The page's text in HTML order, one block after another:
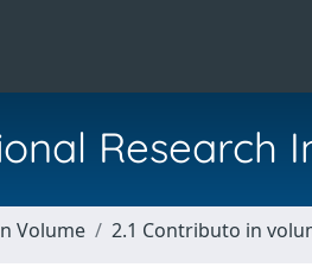
Research
Volume 2.1 Contributo in